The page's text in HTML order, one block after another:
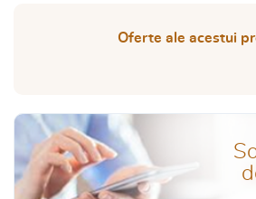
Oferte ale acestui